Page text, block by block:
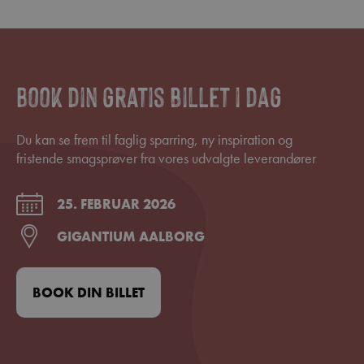
Book din gratis billet i dag
Du kan se frem til faglig sparring, ny inspiration og
fristende smagsprøver fra vores udvalgte leverandører
25. FEBRUAR 2026
GIGANTIUM AALBORG
BOOK DIN BILLET